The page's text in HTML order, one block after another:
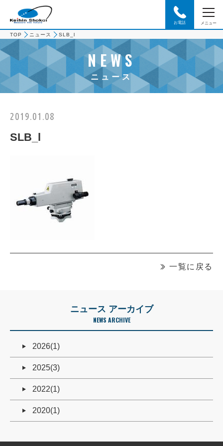
メニュー
お電話
TOP ニュース SLB_l
NEWS
ニュース
2019.01.08
SLB_l
一覧に戻る
ニュース アーカイブ
NEWS ARCHIVE
2026(1)
2025(3)
2022(1)
2020(1)